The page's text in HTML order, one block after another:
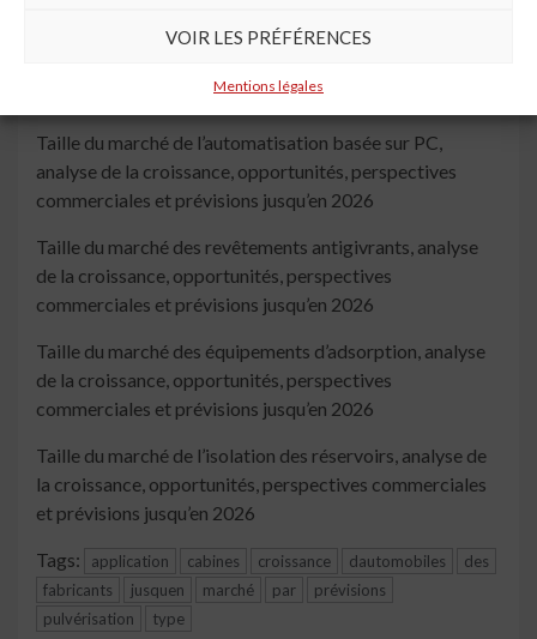
VOIR LES PRÉFÉRENCES
Mentions légales
Taille du marché des diagnostics vétérinaires, analyse de
et prévisions jusqu’en 2026
Taille du marché de l’automatisation basée sur PC,
analyse de la croissance, opportunités, perspectives
commerciales et prévisions jusqu’en 2026
Taille du marché des revêtements antigivrants, analyse
de la croissance, opportunités, perspectives
commerciales et prévisions jusqu’en 2026
Taille du marché des équipements d’adsorption, analyse
de la croissance, opportunités, perspectives
commerciales et prévisions jusqu’en 2026
Taille du marché de l’isolation des réservoirs, analyse de
la croissance, opportunités, perspectives commerciales
et prévisions jusqu’en 2026
Tags: application cabines croissance dautomobiles
des
fabricants
jusquen marché par
prévisions
pulvérisation
type